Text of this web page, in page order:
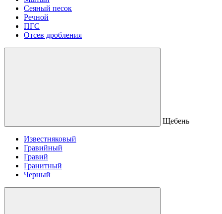
Сеяный песок
Речной
ПГС
Отсев дробления
Щебень
Известняковый
Гравийный
Гравий
Гранитный
Черный